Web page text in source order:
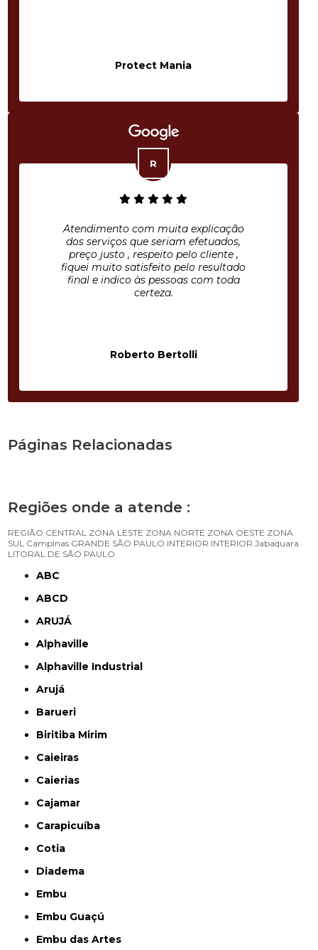
Protect Mania
Atendimento com muita explicação
dos serviços que seriam efetuados,
preço justo , respeito pelo cliente ,
fiquei muito satisfeito pelo resultado
final e indico às pessoas com toda
certeza.
Roberto Bertolli
Páginas Relacionadas
Regiões onde a atende :
REGIÃO CENTRAL ZONA LESTE ZONA NORTE ZONA OESTE ZONA
SUL Campinas GRANDE SÃO PAULO INTERIOR INTERIOR Jabaquara
LITORAL DE SÃO PAULO
ABC
ABCD
ARUJÁ
Alphaville
Alphaville Industrial
Arujá
Barueri
Biritiba Mirim
Caieiras
Caierias
Cajamar
Carapicuíba
Cotia
Diadema
Embu
Embu Guaçú
Embu das Artes